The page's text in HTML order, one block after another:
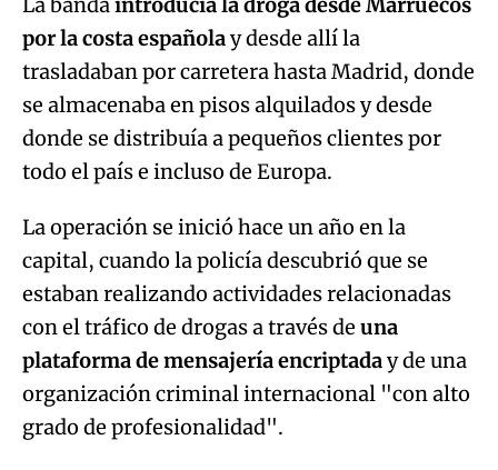
Try again
La bandaintroducía la droga desde Marruecos
por la costa españolay desde allí la
trasladaban por carretera hasta Madrid, donde
se almacenaba en pisos alquilados y desde
donde se distribuía a pequeños clientes por
todo el país e incluso de Europa.
La operación se inició hace un año en la
capital, cuando la policía descubrió que se
estaban realizando actividades relacionadas
con el tráfico de drogas a través de una
plataforma de mensajería encriptaday de una
organización criminal internacional "con alto
grado de profesionalidad".